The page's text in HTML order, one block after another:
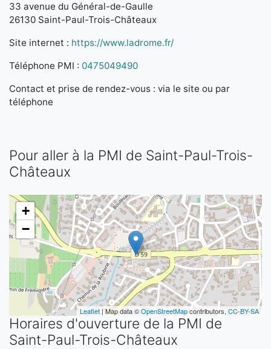
33 avenue du Général-de-Gaulle
26130 Saint-Paul-Trois-Châteaux
Site internet : https://www.ladrome.fr/
Téléphone PMI : 0475049490
Contact et prise de rendez-vous : via le site ou par
téléphone
Pour aller à la PMI de Saint-Paul-Trois-
Châteaux
+
−
Leaflet| Map data ©OpenStreetMapcontributors, CC-BY-SA
Horaires d'ouverture de la PMI de
Saint-Paul-Trois-Châteaux